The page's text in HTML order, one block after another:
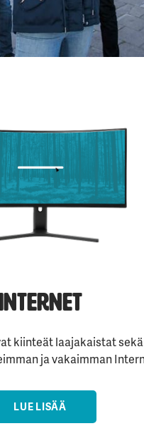
kiinteät laajakaistat
ja vakaimman
LUE LISÄÄ